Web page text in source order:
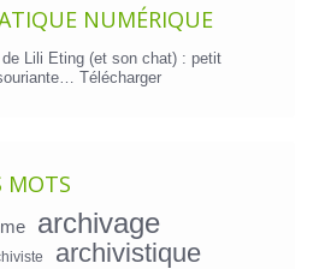
NUMÉRIQUE
Lili Eting (et son chat) : petit
Télécharger
MOTS
archivage
archivistique